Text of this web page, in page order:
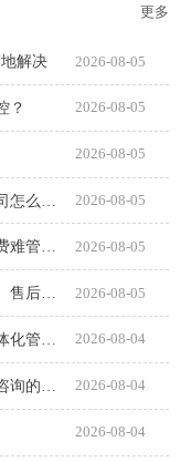
更多
解决 2026-08-05
？ 2026-08-05
2026-08-05
2026-08-05
物业系统选型难？看宅总管如何破解收费难管理乱 2026-08-05
2026-08-05
2026-08-04
2026-08-04
2026-08-04